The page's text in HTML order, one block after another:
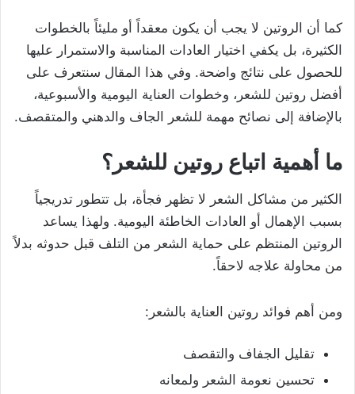
كما أن الروتين لا يجب أن يكون معقداً أو مليئاً بالخطوات
الكثيرة، بل يكفي اختيار العادات المناسبة والاستمرار عليها
للحصول على نتائج واضحة. وفي هذا المقال سنتعرف على
أفضل روتين للشعر، وخطوات العناية اليومية والأسبوعية،
بالإضافة إلى نصائح مهمة للشعر الجاف والدهني والمتقصف.
ما أهمية اتباع روتين للشعر؟
الكثير من مشاكل الشعر لا تظهر فجأة، بل تتطور تدريجياً
بسبب الإهمال أو العادات الخاطئة اليومية. ولهذا يساعد
الروتين المنتظم على حماية الشعر من التلف قبل حدوثه بدلاً
من محاولة علاجه لاحقاً.
ومن أهم فوائد روتين العناية بالشعر:
تقليل الجفاف والتقصف
تحسين نعومة الشعر ولمعانه